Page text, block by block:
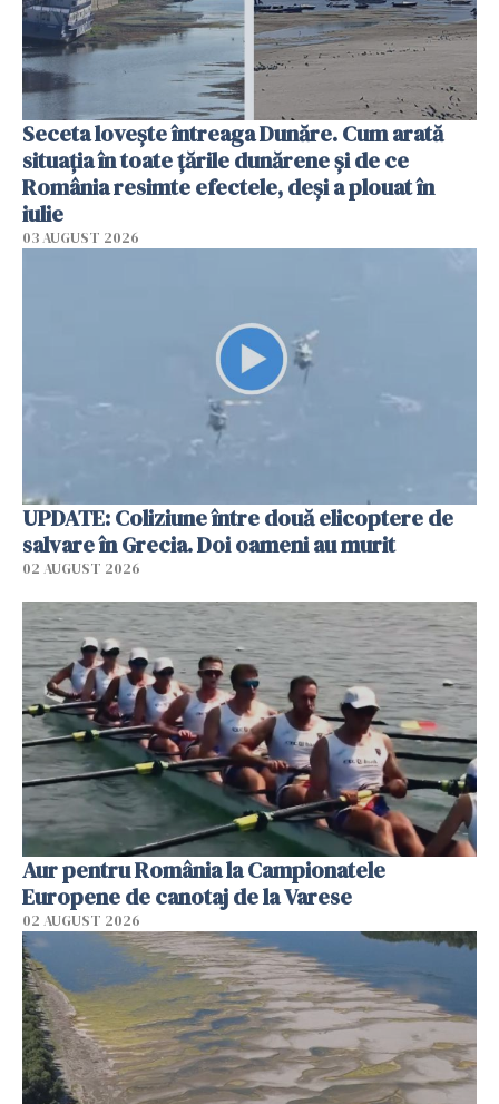
Seceta lovește întreaga Dunăre. Cum arată
situația în toate țările dunărene și de ce
România resimte efectele, deși a plouat în
iulie
03 AUGUST 2026
UPDATE: Coliziune între două elicoptere de
salvare în Grecia. Doi oameni au murit
02 AUGUST 2026
Aur pentru România la Campionatele
Europene de canotaj de la Varese
02 AUGUST 2026